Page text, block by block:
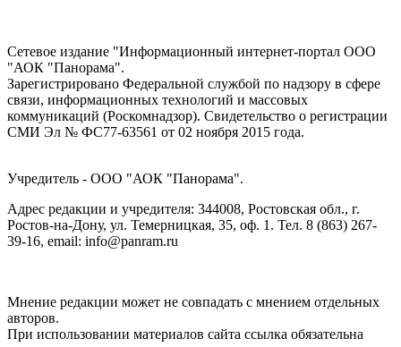
Сетевое издание "Информационный интернет-портал ООО
"АОК "Панорама".
Зарегистрировано Федеральной службой по надзору в сфере
связи, информационных технологий и массовых
коммуникаций (Роскомнадзор). Cвидетельство о регистрации
СМИ Эл № ФС77-63561 от 02 ноября 2015 года.
Учредитель - ООО "АОК "Панорама".
Адрес редакции и учредителя: 344008, Ростовская обл., г.
Ростов-на-Дону, ул. Темерницкая, 35, оф. 1. Тел. 8 (863) 267-
39-16, email: info@panram.ru
Мнение редакции может не совпадать с мнением отдельных
авторов.
При использовании материалов сайта ссылка обязательна